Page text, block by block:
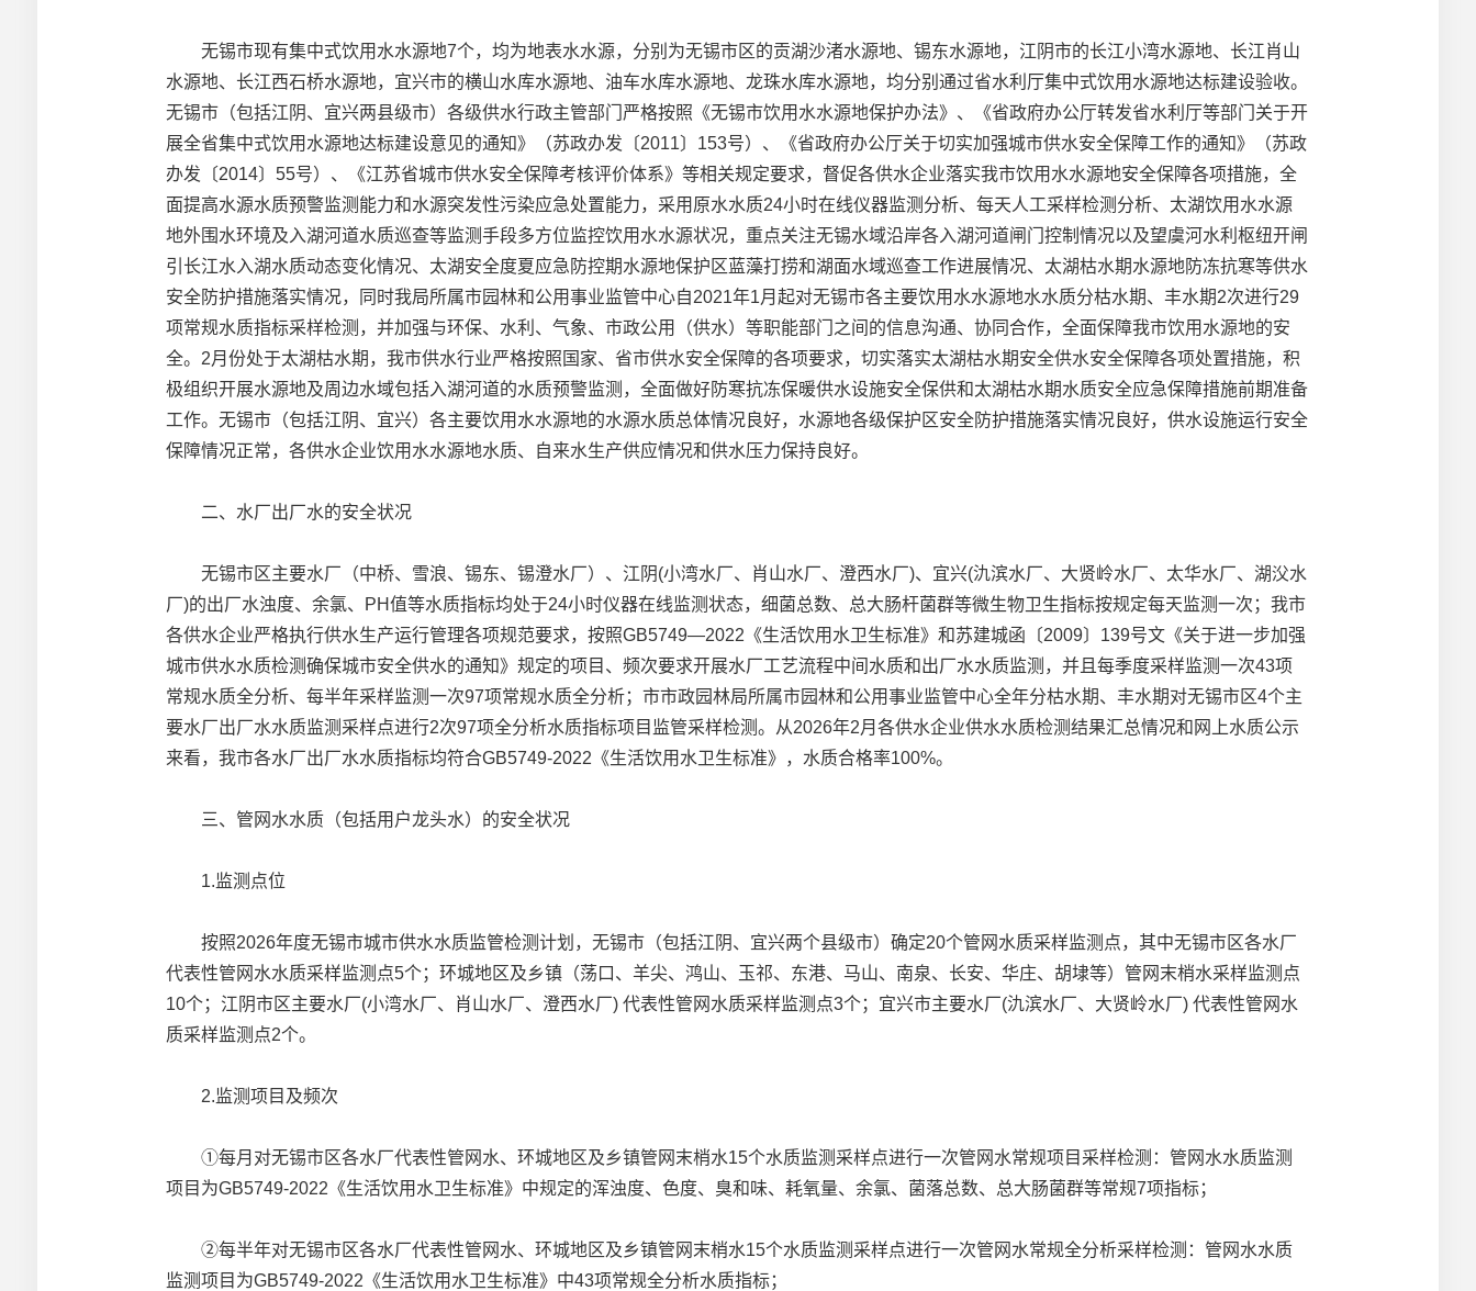
无锡市现有集中式饮用水水源地7个，均为地表水水源，分别为无锡市区的贡湖沙渚水源地、锡东水源地，江阴市的长江小湾水源地、长江肖山
水源地、长江西石桥水源地，宜兴市的横山水库水源地、油车水库水源地、龙珠水库水源地，均分别通过省水利厅集中式饮用水源地达标建设验收。
无锡市（包括江阴、宜兴两县级市）各级供水行政主管部门严格按照《无锡市饮用水水源地保护办法》、《省政府办公厅转发省水利厅等部门关于开
展全省集中式饮用水源地达标建设意见的通知》（苏政办发〔2011〕153号）、《省政府办公厅关于切实加强城市供水安全保障工作的通知》（苏政
办发〔2014〕55号）、《江苏省城市供水安全保障考核评价体系》等相关规定要求，督促各供水企业落实我市饮用水水源地安全保障各项措施，全
面提高水源水质预警监测能力和水源突发性污染应急处置能力，采用原水水质24小时在线仪器监测分析、每天人工采样检测分析、太湖饮用水水源
地外围水环境及入湖河道水质巡查等监测手段多方位监控饮用水水源状况，重点关注无锡水域沿岸各入湖河道闸门控制情况以及望虞河水利枢纽开闸
引长江水入湖水质动态变化情况、太湖安全度夏应急防控期水源地保护区蓝藻打捞和湖面水域巡查工作进展情况、太湖枯水期水源地防冻抗寒等供水
安全防护措施落实情况，同时我局所属市园林和公用事业监管中心自2021年1月起对无锡市各主要饮用水水源地水水质分枯水期、丰水期2次进行29
项常规水质指标采样检测，并加强与环保、水利、气象、市政公用（供水）等职能部门之间的信息沟通、协同合作，全面保障我市饮用水源地的安
全。2月份处于太湖枯水期，我市供水行业严格按照国家、省市供水安全保障的各项要求，切实落实太湖枯水期安全供水安全保障各项处置措施，积
极组织开展水源地及周边水域包括入湖河道的水质预警监测，全面做好防寒抗冻保暖供水设施安全保供和太湖枯水期水质安全应急保障措施前期准备
工作。无锡市（包括江阴、宜兴）各主要饮用水水源地的水源水质总体情况良好，水源地各级保护区安全防护措施落实情况良好，供水设施运行安全
保障情况正常，各供水企业饮用水水源地水质、自来水生产供应情况和供水压力保持良好。
二、水厂出厂水的安全状况
无锡市区主要水厂（中桥、雪浪、锡东、锡澄水厂）、江阴(小湾水厂、肖山水厂、澄西水厂)、宜兴(氿滨水厂、大贤岭水厂、太华水厂、湖㳇水
厂)的出厂水浊度、余氯、PH值等水质指标均处于24小时仪器在线监测状态，细菌总数、总大肠杆菌群等微生物卫生指标按规定每天监测一次；我市
各供水企业严格执行供水生产运行管理各项规范要求，按照GB5749—2022《生活饮用水卫生标准》和苏建城函〔2009〕139号文《关于进一步加强
城市供水水质检测确保城市安全供水的通知》规定的项目、频次要求开展水厂工艺流程中间水质和出厂水水质监测，并且每季度采样监测一次43项
常规水质全分析、每半年采样监测一次97项常规水质全分析；市市政园林局所属市园林和公用事业监管中心全年分枯水期、丰水期对无锡市区4个主
要水厂出厂水水质监测采样点进行2次97项全分析水质指标项目监管采样检测。从2026年2月各供水企业供水水质检测结果汇总情况和网上水质公示
来看，我市各水厂出厂水水质指标均符合GB5749-2022《生活饮用水卫生标准》，水质合格率100%。
三、管网水水质（包括用户龙头水）的安全状况
1.监测点位
按照2026年度无锡市城市供水水质监管检测计划，无锡市（包括江阴、宜兴两个县级市）确定20个管网水质采样监测点，其中无锡市区各水厂
代表性管网水水质采样监测点5个；环城地区及乡镇（荡口、羊尖、鸿山、玉祁、东港、马山、南泉、长安、华庄、胡埭等）管网末梢水采样监测点
10个；江阴市区主要水厂(小湾水厂、肖山水厂、澄西水厂) 代表性管网水质采样监测点3个；宜兴市主要水厂(氿滨水厂、大贤岭水厂) 代表性管网水
质采样监测点2个。
2.监测项目及频次
①每月对无锡市区各水厂代表性管网水、环城地区及乡镇管网末梢水15个水质监测采样点进行一次管网水常规项目采样检测：管网水水质监测
项目为GB5749-2022《生活饮用水卫生标准》中规定的浑浊度、色度、臭和味、耗氧量、余氯、菌落总数、总大肠菌群等常规7项指标；
②每半年对无锡市区各水厂代表性管网水、环城地区及乡镇管网末梢水15个水质监测采样点进行一次管网水常规全分析采样检测：管网水水质
监测项目为GB5749-2022《生活饮用水卫生标准》中43项常规全分析水质指标；